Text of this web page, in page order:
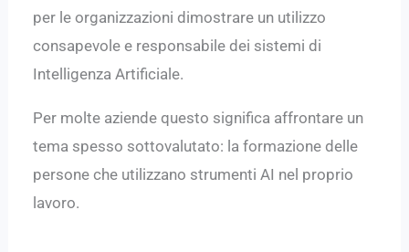
per le organizzazioni dimostrare un utilizzo
consapevole e responsabile dei sistemi di
Intelligenza Artificiale.
Per molte aziende questo significa affrontare un
tema spesso sottovalutato: la formazione delle
persone che utilizzano strumenti AI nel proprio
lavoro.